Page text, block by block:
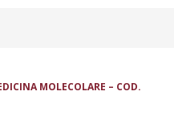
MOLECOLARE – COD.